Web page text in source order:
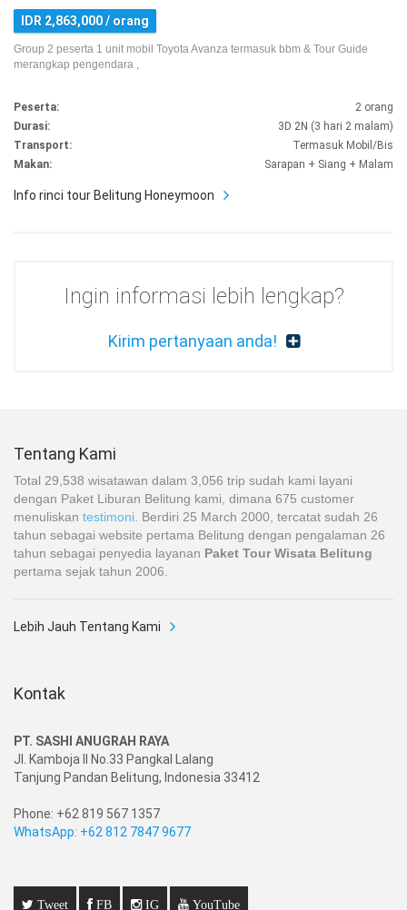
IDR 2,863,000 / orang
Group 2 peserta 1 unit mobil Toyota Avanza termasuk bbm & Tour Guide
merangkap pengendara ,
Peserta:
2 orang
Durasi:
3D 2N (3 hari 2 malam)
Transport:
Termasuk Mobil/Bis
Makan:
Sarapan + Siang + Malam
Info rinci tour Belitung Honeymoon
Ingin informasi lebih lengkap?
Kirim pertanyaan anda!
Tentang Kami
Total 29,538 wisatawan dalam 3,056 trip sudah kami layani
dengan Paket Liburan Belitung kami, dimana 675 customer
menuliskan testimoni. Berdiri 25 March 2000, tercatat sudah 26
tahun sebagai website pertama Belitung dengan pengalaman 26
tahun sebagai penyedia layanan Paket Tour Wisata Belitung
pertama sejak tahun 2006.
Lebih Jauh Tentang Kami
Kontak
PT. SASHI ANUGRAH RAYA
Jl. Kamboja II No.33 Pangkal Lalang
Tanjung Pandan Belitung, Indonesia 33412
Phone: +62 819 567 1357
WhatsApp: +62 812 7847 9677
Tweet FB IG YouTube